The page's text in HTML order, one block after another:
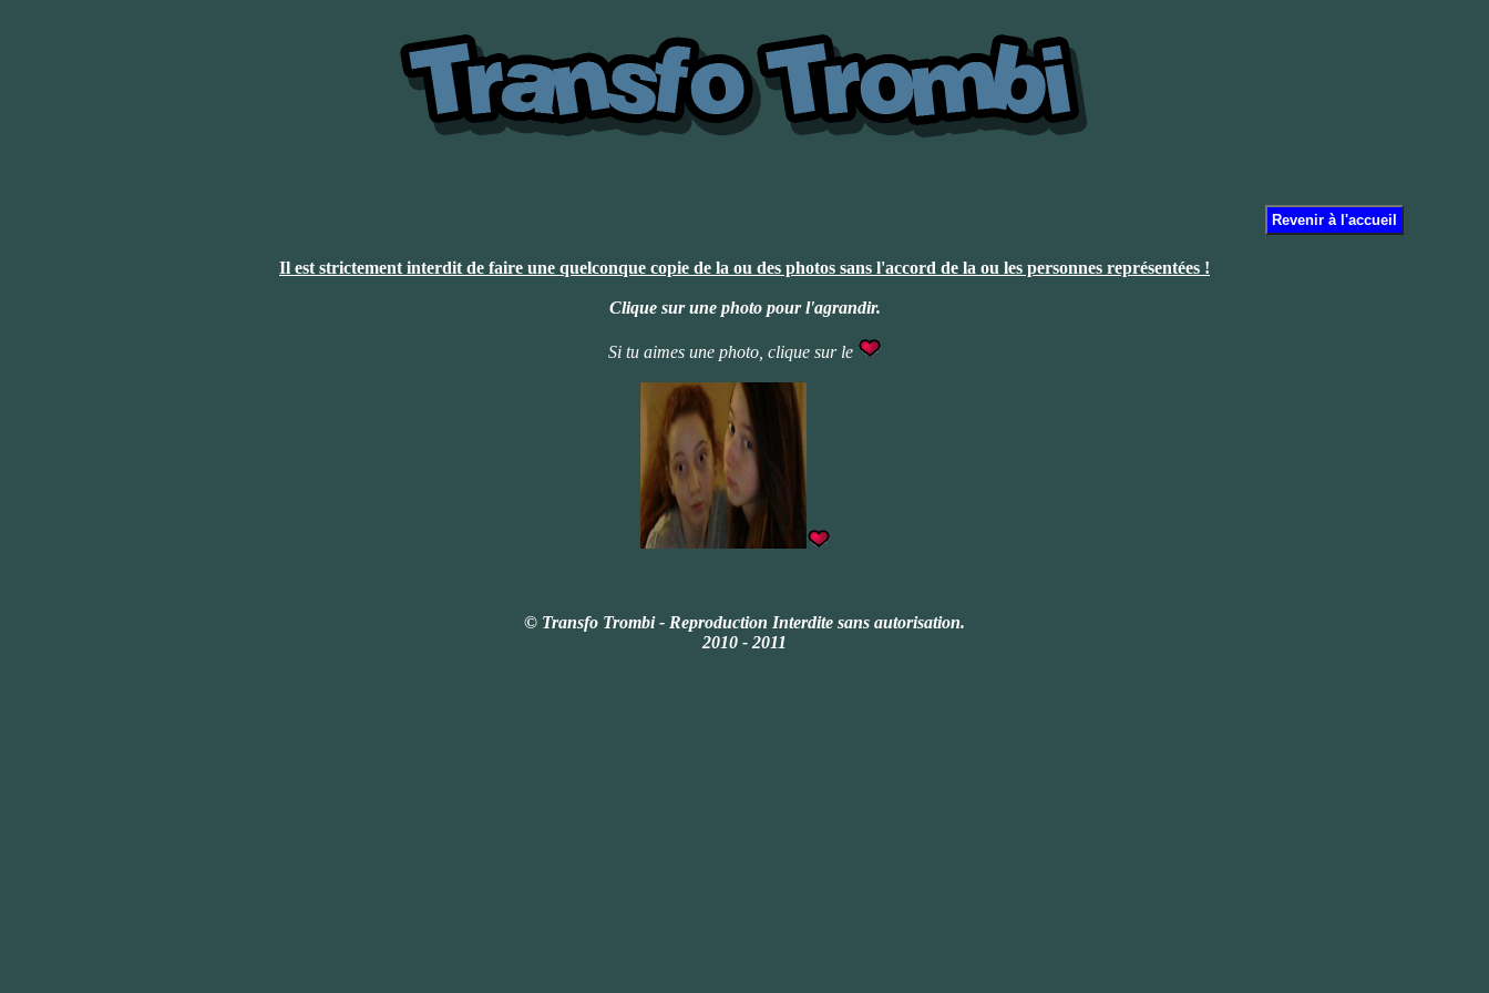
Il est strictement interdit de faire une quelconque copie de la ou des photos sans l'accord de la ou les personnes représentées !
Clique sur une photo pour l'agrandir.
Si tu aimes une photo, clique sur le
© Transfo Trombi - Reproduction Interdite sans autorisation.
2010 - 2011